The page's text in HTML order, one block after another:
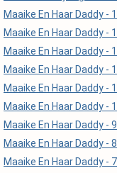
Maaike En Haar Daddy -
Maaike En Haar Daddy -
Maaike En Haar Daddy -
Maaike En Haar Daddy -
Maaike En Haar Daddy -
Maaike En Haar Daddy -
Maaike En Haar Daddy -
Maaike En Haar Daddy - 7